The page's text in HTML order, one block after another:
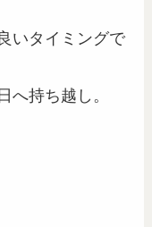
タイミングで
持ち越し。